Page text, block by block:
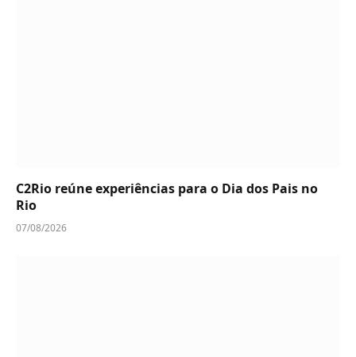
C2Rio reúne experiências para o Dia dos Pais no
Rio
07/08/2026